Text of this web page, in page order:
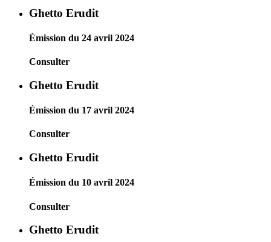
Ghetto Erudit
Émission du 24 avril 2024
Consulter
Ghetto Erudit
Émission du 17 avril 2024
Consulter
Ghetto Erudit
Émission du 10 avril 2024
Consulter
Ghetto Erudit